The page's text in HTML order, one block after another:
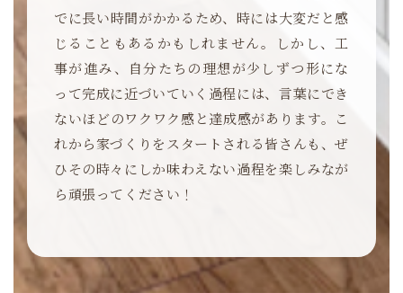
でに長い時間がかかるため、時には大変だと感
じることもあるかもしれません。しかし、工
事が進み、自分たちの理想が少しずつ形にな
って完成に近づいていく過程には、言葉にでき
ないほどのワクワク感と達成感があります。こ
れから家づくりをスタートされる皆さんも、ぜ
ひその時々にしか味わえない過程を楽しみなが
ら頑張ってください！